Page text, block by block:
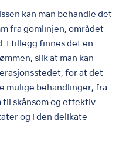
kan man behandle det
fra gomlinjen, området
I tillegg finnes det en
slik at man kan
for at det
mulige behandlinger, fra
til skånsom og effektiv
og i den delikate